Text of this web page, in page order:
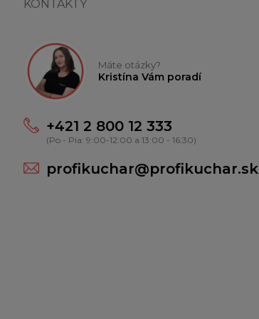
KONTAKTY
Máte otázky?
Kristína Vám poradí
+421 2 800 12 333
(Po - Pia: 9:00-12:00 a 13:00 - 16:30)
profikuchar@profikuchar.sk